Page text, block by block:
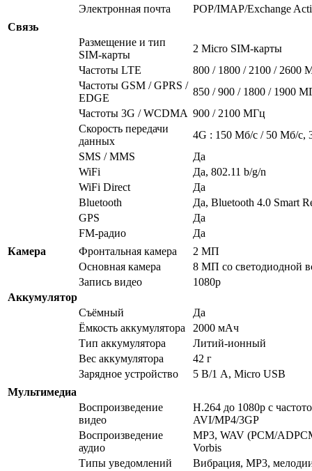
Электронная почта
POP/IMAP/Exchange
Связь
Размещение и тип
SIM-карты
2 Micro SIM-карты
Частоты LTE
800 / 1800 / 2100 / 2600
Частоты GSM / GPRS /
EDGE
850 / 900 / 1800 / 1900
Частоты 3G / WCDMA 900 / 2100 МГц
Скорость передачи
данных
4G : 150 Мб/с / 50 Мб/с,
SMS / MMS
Да
WiFi
Да, 802.11 b/g/n
WiFi Direct
Да
Bluetooth
Да, Bluetooth 4.0 Smart
GPS
Да
FM-радио
Да
Камера
Фронтальная камера
2 МП
Основная камера
8 МП со светодиодной
Запись видео
1080p
Аккумулятор
Съёмный
Да
Ёмкость аккумулятора
2000 мАч
Тип аккумулятора
Литий-ионный
Вес аккумулятора
42 г
Зарядное устройство
5 В/1 А, Micro USB
Мультимедиа
Воспроизведение
видео
H.264 до 1080p с
AVI/MP4/3GP
Воспроизведение
аудио
MP3, WAV (PCM/
Vorbis
Типы уведомлений
Вибрация, MP3,